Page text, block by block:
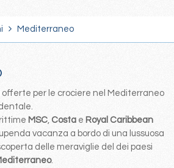
Mediterraneo
offerte per le crociere nel Mediterraneo
MSC, Costa e Royal Caribbean
vacanza a bordo di una lussuosa
delle meraviglie del dei paesi
.